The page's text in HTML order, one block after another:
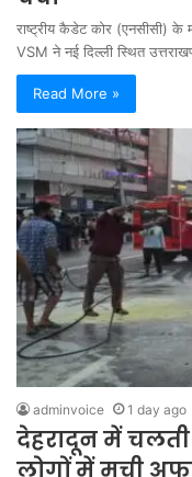
राष्ट्रीय कैडेट कोर (एनसीसी)
VSM ने नई दिल्ली स्थित
Read More »
adminvoice 1 day ago
देहरादून में
लोगों में मची